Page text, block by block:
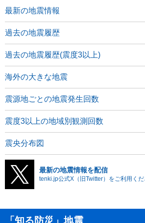
最新の地震情報
過去の地震履歴
過去の地震履歴(震度3以上)
海外の大きな地震
震源地ごとの地震発生回数
震度3以上の地域別観測回数
震央分布図
最新の地震情報を配信
tenki.jp公式X（旧Twitter）をご利用くだ
「知る防災」地震